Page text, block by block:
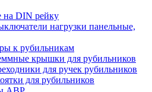
на DIN рейку
нагрузки панельные,
к рубильникам
крышки для рубильников
для ручек рубильников
для рубильников